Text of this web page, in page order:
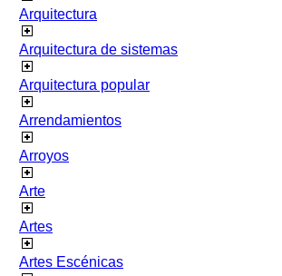
Arquitectura
Arquitectura de sistemas
Arquitectura popular
Arrendamientos
Arroyos
Arte
Artes
Artes Escénicas